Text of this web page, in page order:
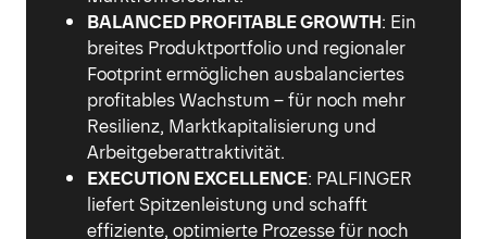
BALANCED PROFITABLE GROWTH: Ein
breites Produktportfolio und regionaler
Footprint ermöglichen ausbalanciertes
profitables Wachstum – für noch mehr
Resilienz, Marktkapitalisierung und
Arbeitgeberattraktivität.
EXECUTION EXCELLENCE: PALFINGER
liefert Spitzenleistung und schafft
effiziente, optimierte Prozesse für noch